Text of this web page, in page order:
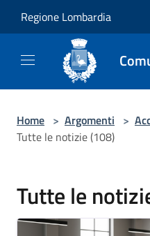
Regione Lombardia
Home > Argomenti >
Tutte le notizie (108)
Tutte le